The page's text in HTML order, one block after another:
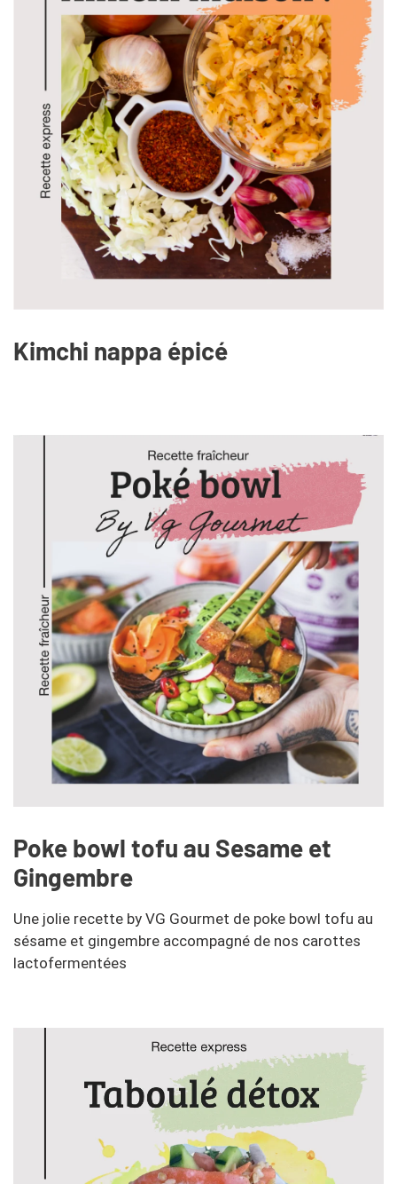
Kimchi nappa épicé
Poke bowl tofu au Sesame et
Gingembre
Une jolie recette by VG Gourmet de poke bowl tofu au
sésame et gingembre accompagné de nos carottes
lactofermentées